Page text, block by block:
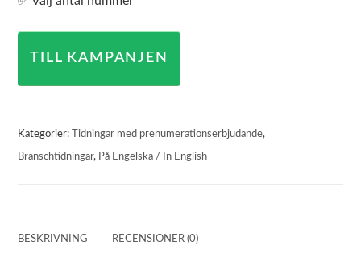
TILL KAMPANJEN
Kategorier: Tidningar med prenumerationserbjudande,
Branschtidningar, På Engelska / In English
BESKRIVNING RECENSIONER (0)